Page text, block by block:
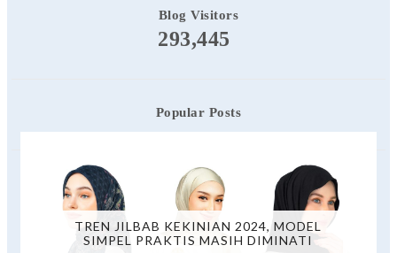
Blog Visitors
293,445
Popular Posts
TREN JILBAB KEKINIAN 2024, MODEL
SIMPEL PRAKTIS MASIH DIMINATI